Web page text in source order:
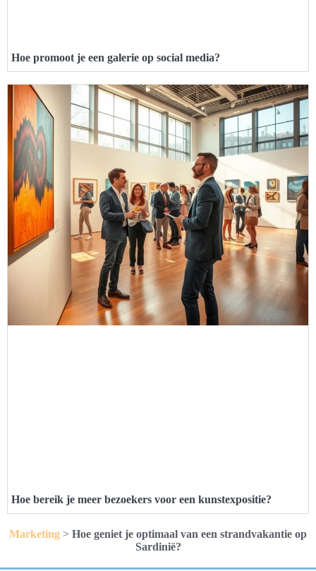
Hoe promoot je een galerie op social media?
Hoe bereik je meer bezoekers voor een kunstexpositie?
Marketing > Hoe geniet je optimaal van een strandvakantie op
Sardinië?